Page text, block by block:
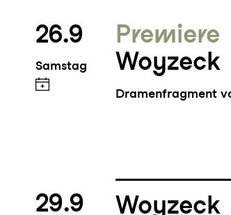
26.9
Samstag
Premiere
Woyzeck
Dramenfragment
29.9 Woyzeck